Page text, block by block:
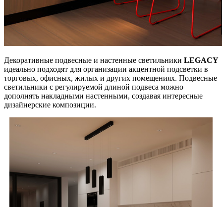
Декоративные подвесные и настенные светильники LEGACY
идеально подходят для организации акцентной подсветки в
торговых, офисных, жилых и других помещениях. Подвесные
светильники с регулируемой длиной подвеса можно
дополнять накладными настенными, создавая интересные
дизайнерские композиции.